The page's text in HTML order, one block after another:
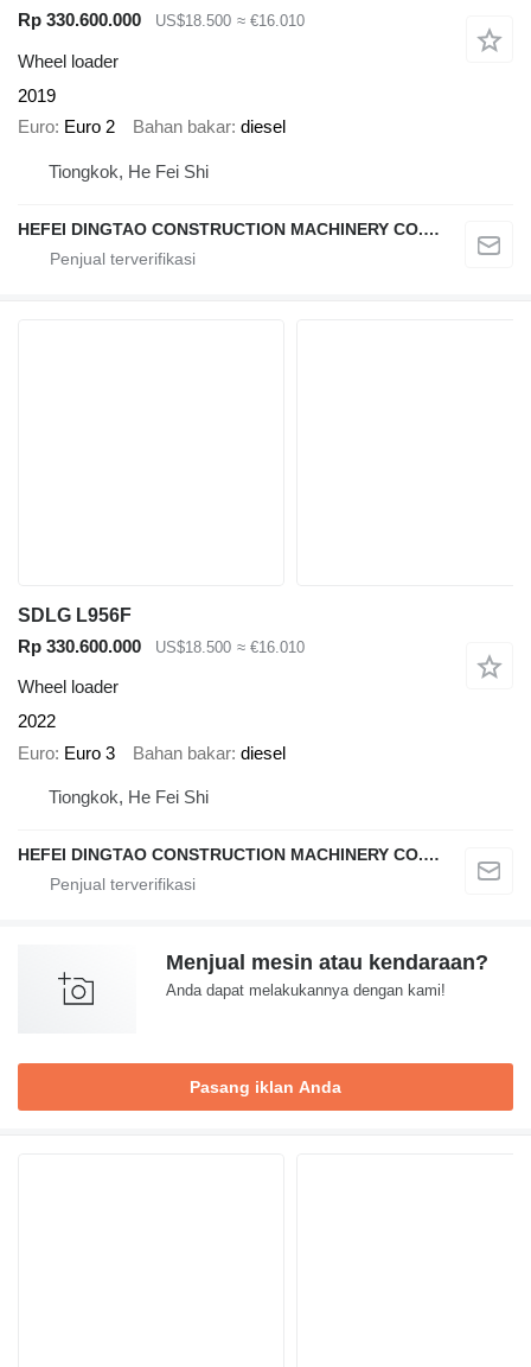
Rp 330.600.000
US$18.500 ≈ €16.010
Wheel loader
2019
Euro Euro 2 Bahan bakar diesel
Tiongkok, He Fei Shi
HEFEI DINGTAO CONSTRUCTION MACHINERY CO., LIMITED
SDLG L956F
Rp 330.600.000
US$18.500 ≈ €16.010
Wheel loader
2022
Euro Euro 3 Bahan bakar diesel
Tiongkok, He Fei Shi
HEFEI DINGTAO CONSTRUCTION MACHINERY CO., LIMITED
Menjual mesin atau kendaraan?
Anda dapat melakukannya dengan kami!
Pasang iklan Anda